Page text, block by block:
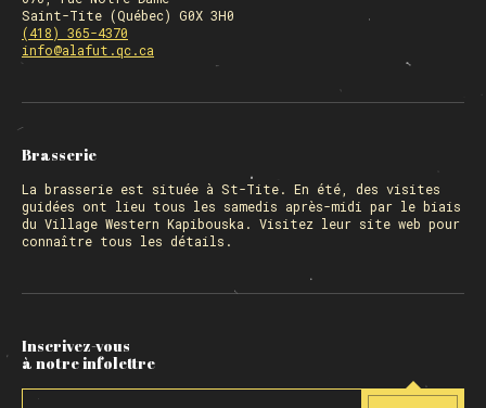
Saint-Tite (Québec) G0X 3H0
(418) 365-4370
info@alafut.qc.ca
Brasserie
La brasserie est située à St-Tite. En été, des visites
guidées ont lieu tous les samedis après-midi par le biais
du Village Western Kapibouska. Visitez leur site web pour
connaître tous les détails.
Inscrivez-vous
à notre infolettre